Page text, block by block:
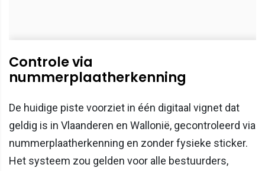
Controle via
nummerplaatherkenning
De huidige piste voorziet in één digitaal vignet dat
geldig is in Vlaanderen en Wallonië, gecontroleerd via
nummerplaatherkenning en zonder fysieke sticker.
Het systeem zou gelden voor alle bestuurders,